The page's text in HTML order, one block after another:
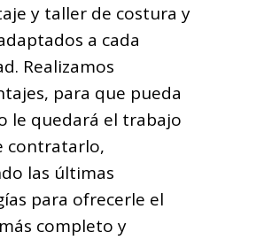
y taller de costura y
a cada
Realizamos
para que pueda
le quedará el trabajo
contratarlo,
las últimas
para ofrecerle el
completo y